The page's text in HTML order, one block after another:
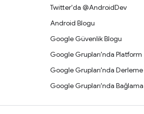
Twitter'da @AndroidDev
Android Blogu
Google Güvenlik Blogu
Google Grupları'nda Platform
Google Grupları'nda Derleme
Google Grupları'nda Bağlama